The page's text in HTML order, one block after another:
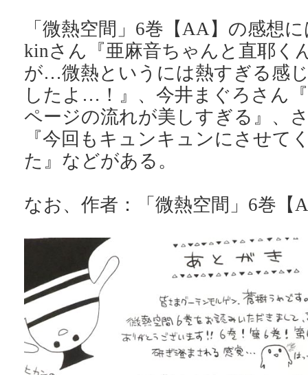
「微熱空間」6巻【AA】の感想
kinさん『亜麻音ちゃんと直耶く
が…微熱というには熱すぎる感
したよ…！』、今井まぐろさん
ページの流れが美しすぎる』、
『今回もキュンキュンにさせて
た』などがある。
なお、作者：「微熱空間」6巻【